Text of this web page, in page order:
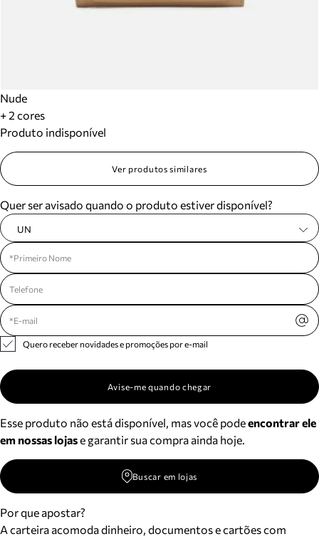
Nude
+ 2 cores
Produto indisponível
Ver produtos similares
Quer ser avisado quando o produto estiver disponível?
UN
Quero receber novidades e promoções por e-mail
Avise-me quando chegar
Esse produto não está disponível, mas você podeencontrar ele
em nossas lojase garantir sua compra ainda hoje.
Buscar em lojas
Por que apostar?
A carteira acomoda dinheiro, documentos e cartões com